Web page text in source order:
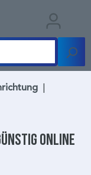
|
online